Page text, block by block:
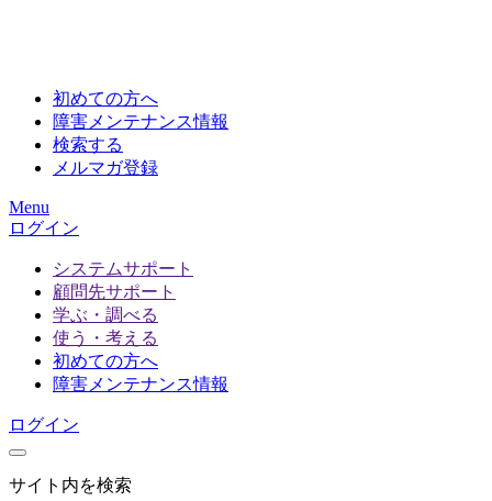
初めての方へ
障害メンテナンス情報
検索する
メルマガ登録
Menu
ログイン
システムサポート
顧問先サポート
学ぶ・調べる
使う・考える
初めての方へ
障害メンテナンス情報
ログイン
サイト内を検索